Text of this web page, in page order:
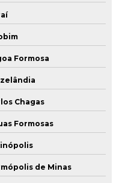
Formosa
Chagas
Formosas
de Minas